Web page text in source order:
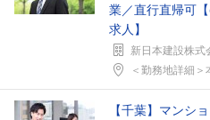
業／直行直帰可
求人】
新日本建設株式
＜勤務地詳細＞本
【千葉】マンシ